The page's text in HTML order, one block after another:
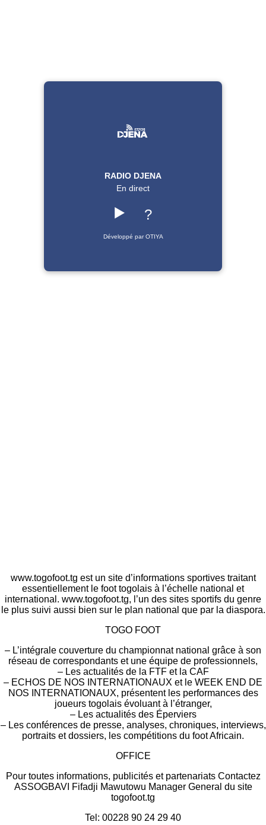
RADIO DJENA
En direct
▶️ ?
Développé par OTIYA
www.togofoot.tg est un site d’informations sportives traitant
essentiellement le foot togolais à l’échelle national et
international. www.togofoot.tg, l’un des sites sportifs du genre
le plus suivi aussi bien sur le plan national que par la diaspora.
TOGO FOOT
– L’intégrale couverture du championnat national grâce à son
réseau de correspondants et une équipe de professionnels,
– Les actualités de la FTF et la CAF
– ECHOS DE NOS INTERNATIONAUX et le WEEK END DE
NOS INTERNATIONAUX, présentent les performances des
joueurs togolais évoluant à l’étranger,
– Les actualités des Éperviers
– Les conférences de presse, analyses, chroniques, interviews,
portraits et dossiers, les compétitions du foot Africain.
OFFICE
Pour toutes informations, publicités et partenariats Contactez
ASSOGBAVI Fifadji Mawutowu Manager General du site
togofoot.tg
Tel: 00228 90 24 29 40